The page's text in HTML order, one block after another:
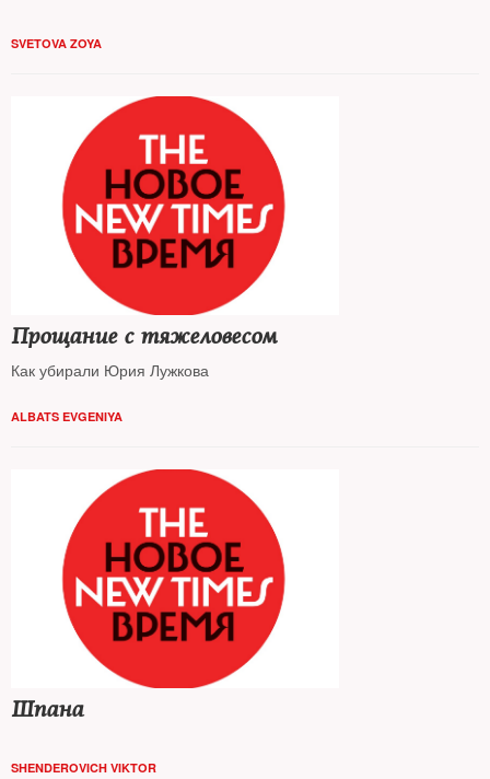
SVETOVA ZOYA
Прощание с тяжеловесом
Как убирали Юрия Лужкова
ALBATS EVGENIYA
Шпана
SHENDEROVICH VIKTOR